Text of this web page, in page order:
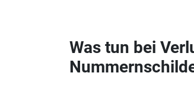
Was tun bei